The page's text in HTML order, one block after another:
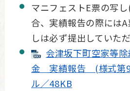
マニフェストE票の写
合、実績報告の際には
しは必ず提出していただ
会津坂下町空家等
金 実績報告 (様式第9
ル／48KB